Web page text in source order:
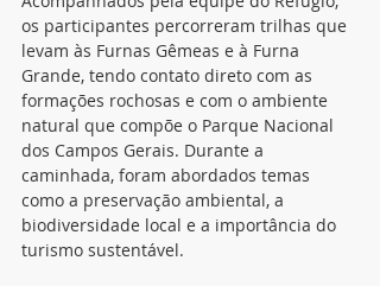
os participantes percorreram trilhas que
levam às Furnas Gêmeas e à Furna
Grande, tendo contato direto com as
formações rochosas e com o ambiente
natural que compõe o Parque Nacional
dos Campos Gerais. Durante a
caminhada, foram abordados temas
como a preservação ambiental, a
biodiversidade local e a importância do
turismo sustentável.